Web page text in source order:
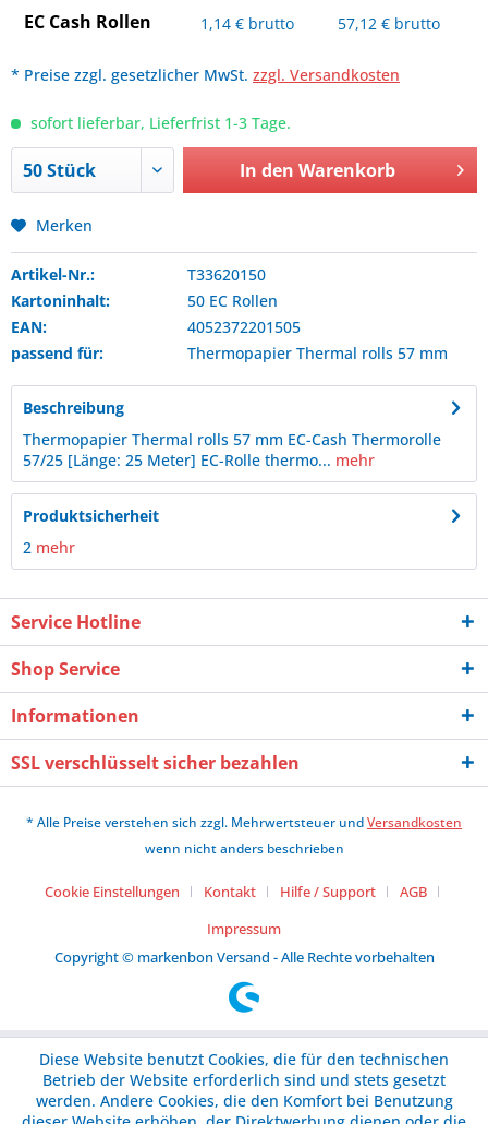
EC Cash Rollen
1,14 € brutto 57,12 € brutto
* Preise zzgl. gesetzlicher MwSt. zzgl. Versandkosten
sofort lieferbar, Lieferfrist 1-3 Tage.
In den Warenkorb
Merken
Artikel-Nr.:
T33620150
Kartoninhalt:
50 EC Rollen
EAN:
4052372201505
passend für:
Thermopapier Thermal rolls 57 mm
Beschreibung
Thermopapier Thermal rolls 57 mm EC-Cash Thermorolle
57/25 [Länge: 25 Meter] EC-Rolle thermo... mehr
Produktsicherheit
2 mehr
Service Hotline
Shop Service
Informationen
SSL verschlüsselt sicher bezahlen
* Alle Preise verstehen sich zzgl. Mehrwertsteuer undVersandkosten
wenn nicht anders beschrieben
Cookie Einstellungen Kontakt Hilfe / Support
AGB
Impressum
Copyright © markenbon Versand - Alle Rechte vorbehalten
Diese Website benutzt Cookies, die für den technischen
Betrieb der Website erforderlich sind und stets gesetzt
werden. Andere Cookies, die den Komfort bei Benutzung